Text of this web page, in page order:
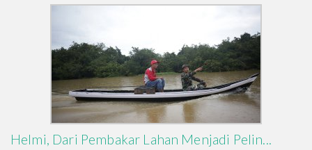
Helmi, Dari Pembakar Lahan Menjadi Pelin...